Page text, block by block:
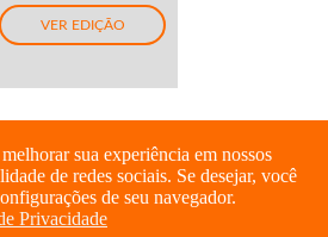
VER EDIÇÃO
sua experiência em nossos
de redes sociais. Se desejar, você
de seu navegador.
Privacidade